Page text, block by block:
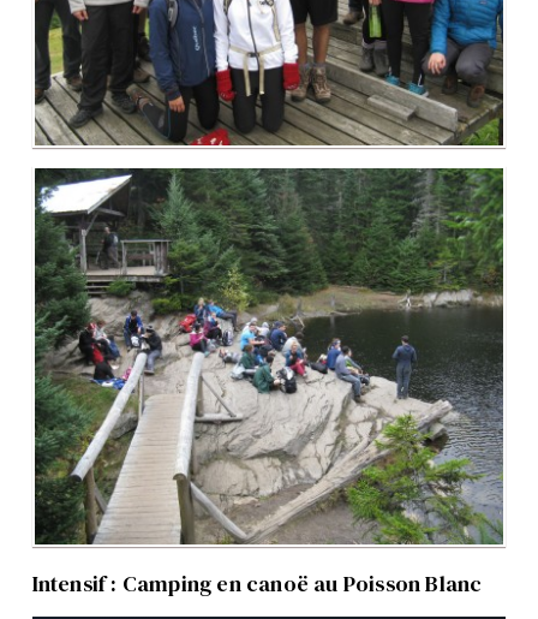
Intensif : Camping en canoë au Poisson Blanc